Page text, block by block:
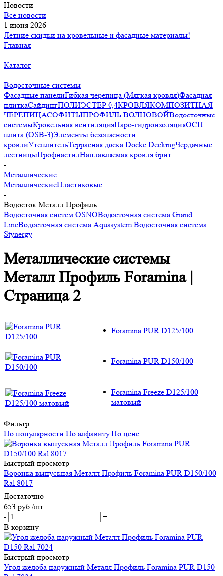
Новости
Все новости
1 июня 2026
Летние скидки на кровельные и фасадные материалы!
Главная
-
Каталог
-
Водосточные системы
Фасадные панелиГибкая черепица (Мягкая кровля)Фасадная
плиткаСайдингПОЛИЭСТЕР 0,4КРОВЛЯКОМПОЗИТНАЯ
ЧЕРЕПИЦАСОФИТЫПРОФИЛЬ ВОЛНОВОЙВодосточные
системыКровельная вентиляцияПаро-гидроизоляцияОСП
плита (OSB-3)Элементы безопасности
кровлиУтеплительТеррасная доска Docke DeckingЧердачные
лестницыПрофнастилНаплавляемая кровля брит
-
Металлические
МеталлическиеПластиковые
-
Водосток Металл Профиль
Водосточная систем OSNOВодосточная система Grand
LineВодосточная система AquasystemВодосточная система
Stynergy
Металлические системы
Металл Профиль Foramina |
Страница 2
Foramina PUR D125/100
Foramina PUR D150/100
Foramina Freeze D125/100
матовый
Фильтр
По популярности По алфавиту По цене
Быстрый просмотр
Воронка выпускная Металл Профиль Foramina PUR D150/100
Ral 8017
Достаточно
653 руб./шт.
-
+
В корзину
Быстрый просмотр
Угол желоба наружный Металл Профиль Foramina PUR D150